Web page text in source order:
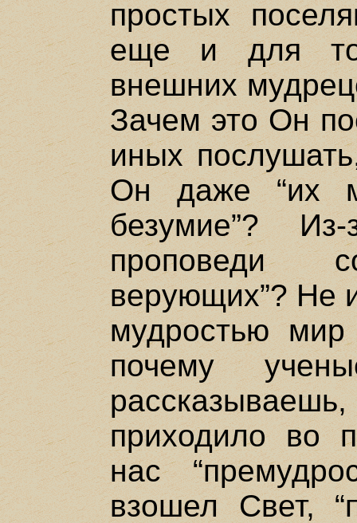
простых
еще и для
внешних
Зачем это Он
иных
Он даже “их
безумие”?
проповеди
верующих”? Не
мудростью
почему
приходило во
нас
взошел Свет,